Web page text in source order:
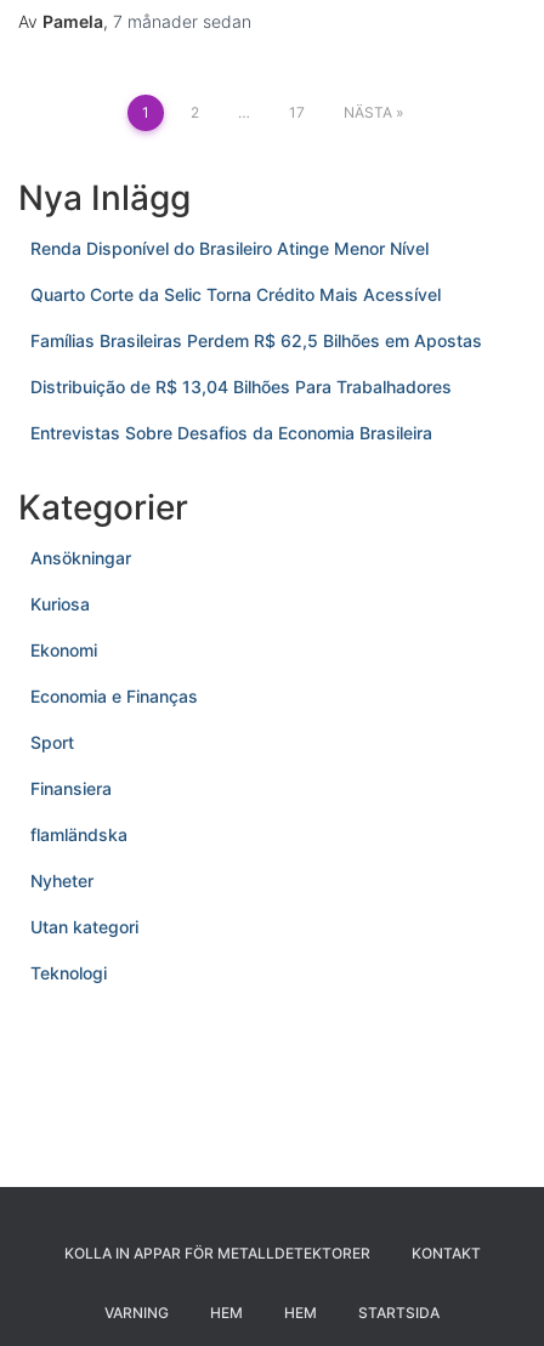
Av Pamela, 7 månader sedan
Sidonumrering
inlägg
1 2 … 17 NÄSTA
Nya Inlägg
Renda Disponível do Brasileiro Atinge Menor Nível
Quarto Corte da Selic Torna Crédito Mais Acessível
Famílias Brasileiras Perdem R$ 62,5 Bilhões em Apostas
Distribuição de R$ 13,04 Bilhões Para Trabalhadores
Entrevistas Sobre Desafios da Economia Brasileira
Kategorier
Ansökningar
Kuriosa
Ekonomi
Economia e Finanças
Sport
Finansiera
flamländska
Nyheter
Utan kategori
Teknologi
KOLLA IN APPAR FÖR METALLDETEKTORER KONTAKT
VARNING HEM HEM STARTSIDA